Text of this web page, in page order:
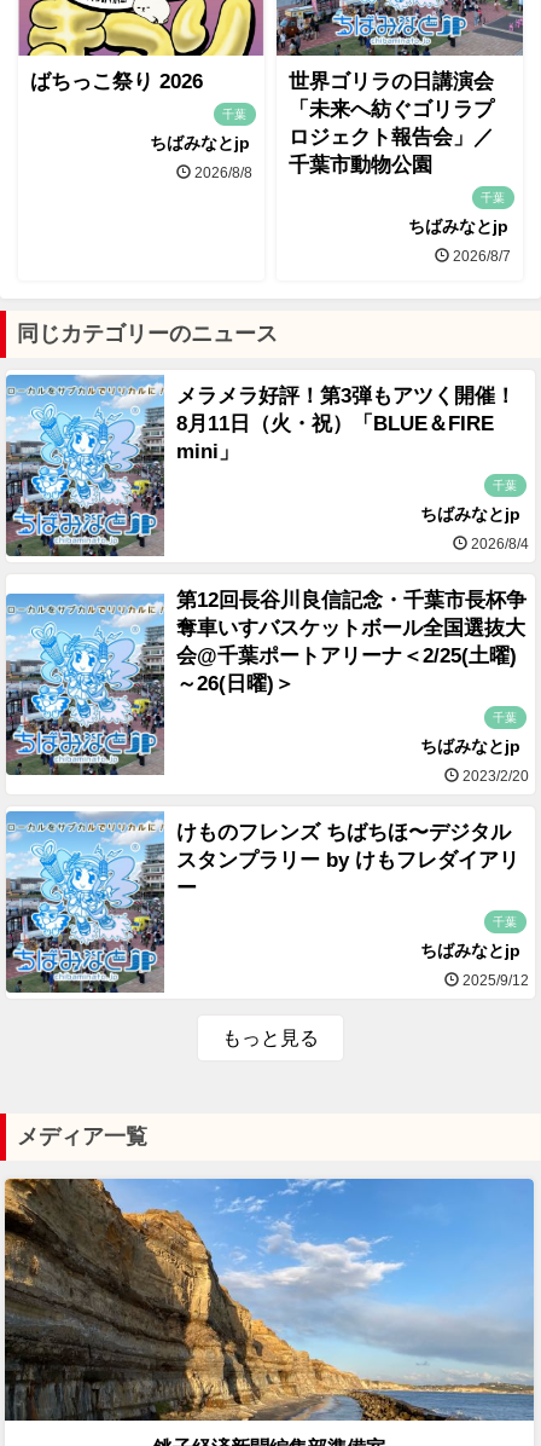
ばちっこ祭り 2026
千葉
ちばみなとjp
2026/8/8
世界ゴリラの日講演会
「未来へ紡ぐゴリラプ
ロジェクト報告会」／
千葉市動物公園
千葉
ちばみなとjp
2026/8/7
同じカテゴリーのニュース
メラメラ好評！第3弾もアツく開催！
8月11日（火・祝）「BLUE＆FIRE
mini」
千葉
ちばみなとjp
2026/8/4
第12回長谷川良信記念・千葉市長杯争
奪車いすバスケットボール全国選抜大
会@千葉ポートアリーナ＜2/25(土曜)
～26(日曜)＞
千葉
ちばみなとjp
2023/2/20
けものフレンズ ちばちほ〜デジタル
スタンプラリー by けもフレダイアリ
ー
千葉
ちばみなとjp
2025/9/12
もっと見る
メディア一覧